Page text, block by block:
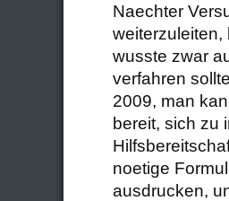
Naechter
weiterzuleiten,
wusste zwar
verfahren
2009, man
bereit, sich zu
noetige
ausdrucken,